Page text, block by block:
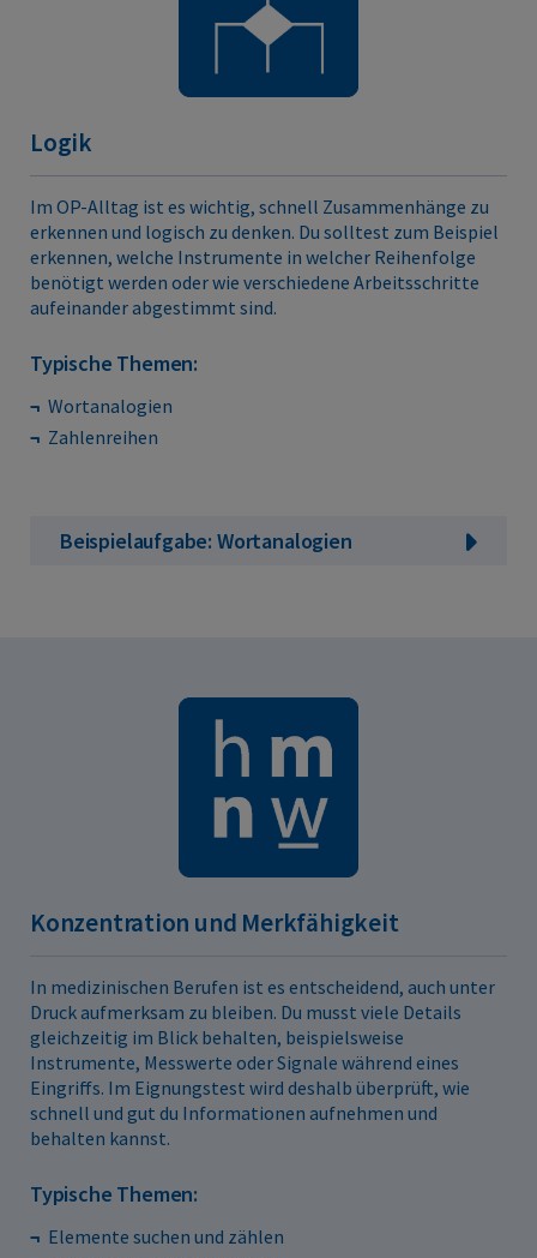
Logik
Im OP-Alltag ist es wichtig, schnell Zusammenhänge zu
erkennen und logisch zu denken. Du solltest zum Beispiel
erkennen, welche Instrumente in welcher Reihenfolge
benötigt werden oder wie verschiedene Arbeitsschritte
aufeinander abgestimmt sind.
Typische Themen:
Wortanalogien
Zahlenreihen
Beispielaufgabe: Wortanalogien
Konzentration und Merkfähigkeit
In medizinischen Berufen ist es entscheidend, auch unter
Druck aufmerksam zu bleiben. Du musst viele Details
gleichzeitig im Blick behalten, beispielsweise
Instrumente, Messwerte oder Signale während eines
Eingriffs. Im Eignungstest wird deshalb überprüft, wie
schnell und gut du Informationen aufnehmen und
behalten kannst.
Typische Themen:
Elemente suchen und zählen